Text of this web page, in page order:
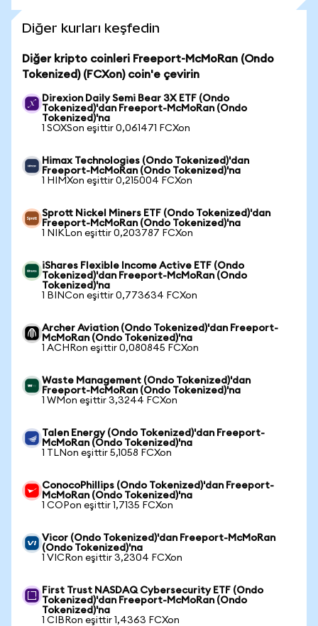
Diğer kurları keşfedin
Diğer kripto coinleri Freeport-McMoRan (Ondo
Tokenized) (FCXon) coin'e çevirin
Direxion Daily Semi Bear 3X ETF (Ondo
Tokenized)'dan Freeport-McMoRan (Ondo
Tokenized)'na
1 SOXSon eşittir 0,061471 FCXon
Himax Technologies (Ondo Tokenized)'dan
Freeport-McMoRan (Ondo Tokenized)'na
1 HIMXon eşittir 0,215004 FCXon
Sprott Nickel Miners ETF (Ondo Tokenized)'dan
Freeport-McMoRan (Ondo Tokenized)'na
1 NIKLon eşittir 0,203787 FCXon
iShares Flexible Income Active ETF (Ondo
Tokenized)'dan Freeport-McMoRan (Ondo
Tokenized)'na
1 BINCon eşittir 0,773634 FCXon
Archer Aviation (Ondo Tokenized)'dan Freeport-
McMoRan (Ondo Tokenized)'na
1 ACHRon eşittir 0,080845 FCXon
Waste Management (Ondo Tokenized)'dan
Freeport-McMoRan (Ondo Tokenized)'na
1 WMon eşittir 3,3244 FCXon
Talen Energy (Ondo Tokenized)'dan Freeport-
McMoRan (Ondo Tokenized)'na
1 TLNon eşittir 5,1058 FCXon
ConocoPhillips (Ondo Tokenized)'dan Freeport-
McMoRan (Ondo Tokenized)'na
1 COPon eşittir 1,7135 FCXon
Vicor (Ondo Tokenized)'dan Freeport-McMoRan
(Ondo Tokenized)'na
1 VICRon eşittir 3,2304 FCXon
First Trust NASDAQ Cybersecurity ETF (Ondo
Tokenized)'dan Freeport-McMoRan (Ondo
Tokenized)'na
1 CIBRon eşittir 1,4363 FCXon